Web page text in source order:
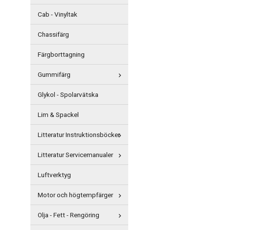
Cab - Vinyltak
Chassifärg
Färgborttagning
Gummifärg
Glykol - Spolarvätska
Lim & Spackel
Litteratur Instruktionsböcker
Litteratur Servicemanualer
Luftverktyg
Motor och högtempfärger
Olja - Fett - Rengöring